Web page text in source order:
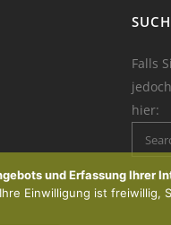
Falls
hier:
Ikon
und Erfassung Ihrer
Einwilligung ist